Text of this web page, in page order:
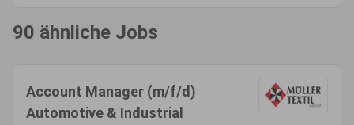
90 ähnliche Jobs
Account Manager (m/f/d)
Automotive & Industrial